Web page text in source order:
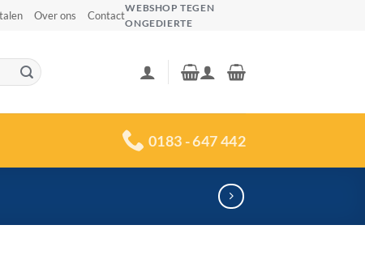
Over ons Contact
WEBSHOP TEGEN
ONGEDIERTE
0183 - 647 442